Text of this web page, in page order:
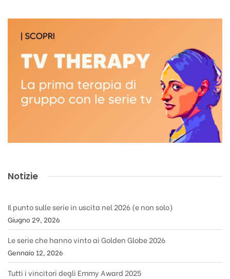
Notizie
Il punto sulle serie in uscita nel 2026 (e non solo)
Giugno 29, 2026
Le serie che hanno vinto ai Golden Globe 2026
Gennaio 12, 2026
Tutti i vincitori degli Emmy Award 2025